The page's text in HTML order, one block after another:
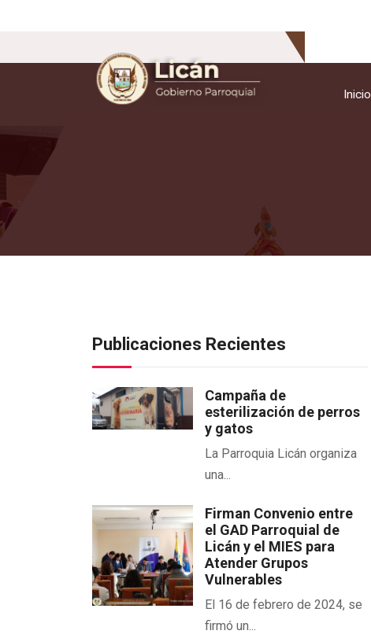
Inicio
Publicaciones Recientes
Campaña de
esterilización de perros
y gatos
La Parroquia Licán organiza
una...
Firman Convenio entre
el GAD Parroquial de
Licán y el MIES para
Atender Grupos
Vulnerables
El 16 de febrero de 2024, se
firmó un...